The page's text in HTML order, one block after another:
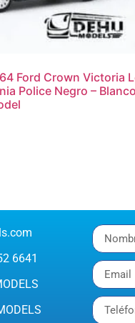
Ford Crown Victoria
Police Negro –
6641